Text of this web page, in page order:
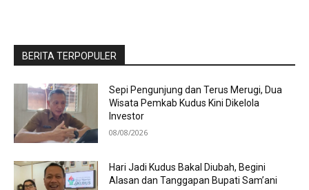
BERITA TERPOPULER
Sepi Pengunjung dan Terus Merugi, Dua
Wisata Pemkab Kudus Kini Dikelola
Investor
08/08/2026
Hari Jadi Kudus Bakal Diubah, Begini
Alasan dan Tanggapan Bupati Sam’ani